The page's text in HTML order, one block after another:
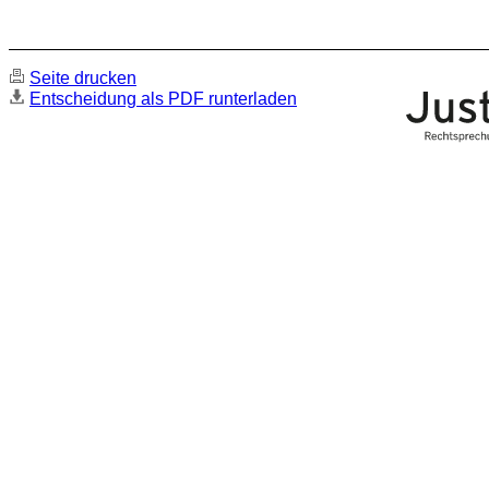
Seite drucken
Entscheidung als PDF runterladen